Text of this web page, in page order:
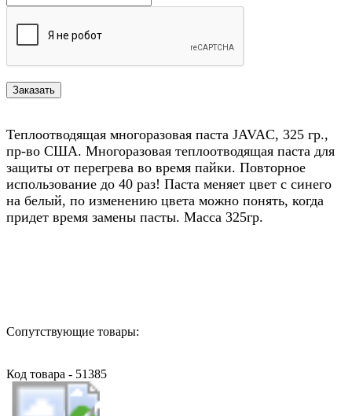
Теплоотводящая многоразовая паста JAVAC, 325 гр.,
пр-во США. Многоразовая теплоотводящая паста для
защиты от перегрева во время пайки. Повторное
использование до 40 раз! Паста меняет цвет с синего
на белый, по изменению цвета можно понять, когда
придет время замены пасты. Масса 325гр.
Сопутствующие товары:
Код товара - 51385